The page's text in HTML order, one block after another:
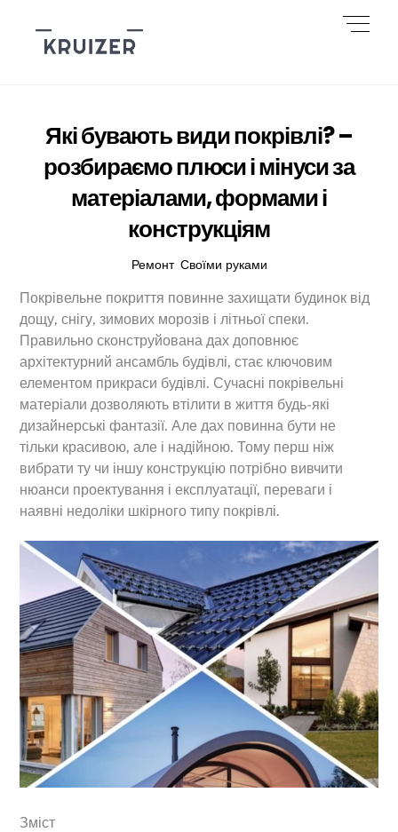
content
Які бувають види покрівлі? –
розбираємо плюси і мінуси за
матеріалами, формами і
конструкціям
Ремонт, Своїми руками
Покрівельне покриття повинне захищати будинок від
дощу, снігу, зимових морозів і літньої спеки.
Правильно сконструйована дах доповнює
архітектурний ансамбль будівлі, стає ключовим
елементом прикраси будівлі. Сучасні покрівельні
матеріали дозволяють втілити в життя будь-які
дизайнерські фантазії. Але дах повинна бути не
тільки красивою, але і надійною. Тому перш ніж
вибрати ту чи іншу конструкцію потрібно вивчити
нюанси проектування і експлуатації, переваги і
наявні недоліки шкірного типу покрівлі.
Зміст